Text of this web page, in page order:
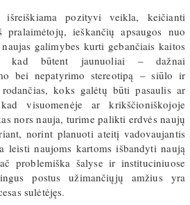
išreiškiama pozityvi veikla, keičianti
ieškančių apsaugos nuo
galimybes kurti gebančiais kaitos
kad būtent jaunuoliai – dažnai
bei nepatyrimo stereotipą – siūlo ir
koks galėtų būti pasaulis ar
visuomenėje ar krikščioniškojoje
nors nauja, turime palikti erdvės naujų
norint planuoti ateitį vadovaujantis
leisti naujoms kartoms išbandyti naują
problemiška šalyse ir instituciniuose
postus užimančiųjų amžius yra
sulėtėjęs.